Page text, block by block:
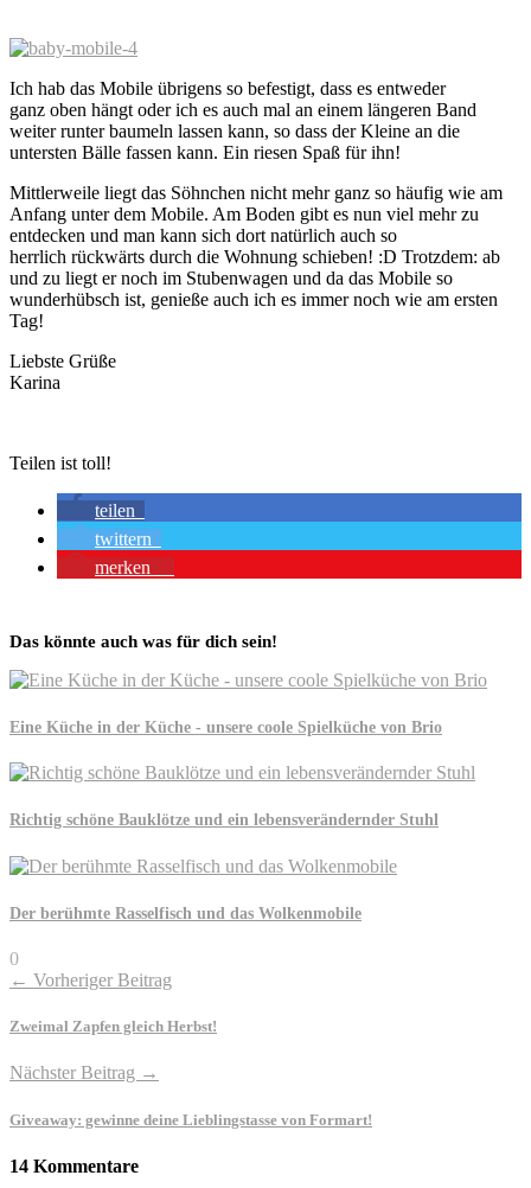
Ich hab das Mobile übrigens so befestigt, dass es entweder
ganz oben hängt oder ich es auch mal an einem längeren Band
weiter runter baumeln lassen kann, so dass der Kleine an die
untersten Bälle fassen kann. Ein riesen Spaß für ihn!
Mittlerweile liegt das Söhnchen nicht mehr ganz so häufig wie am
Anfang unter dem Mobile. Am Boden gibt es nun viel mehr zu
entdecken und man kann sich dort natürlich auch so
herrlich rückwärts durch die Wohnung schieben! :D Trotzdem: ab
und zu liegt er noch im Stubenwagen und da das Mobile so
wunderhübsch ist, genieße auch ich es immer noch wie am ersten
Tag!
Liebste Grüße
Karina
Teilen ist toll!
teilen
twittern
merken
Das könnte auch was für dich sein!
Eine Küche in der Küche - unsere coole Spielküche von Brio
Richtig schöne Bauklötze und ein lebensverändernder Stuhl
Der berühmte Rasselfisch und das Wolkenmobile
0
← Vorheriger Beitrag
Zweimal Zapfen gleich Herbst!
Nächster Beitrag →
Giveaway: gewinne deine Lieblingstasse von Formart!
14 Kommentare